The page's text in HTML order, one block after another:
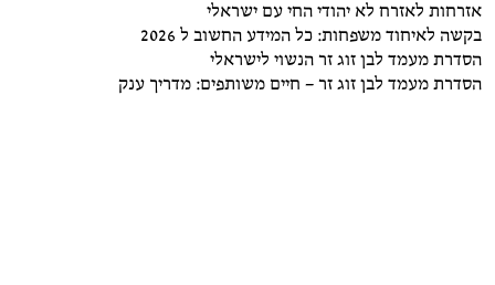
אזרחות לאזרח לא יהודי החי עם ישראלי
בקשה לאיחוד משפחות: כל המידע החשוב ל 2026
הסדרת מעמד לבן זוג זר הנשוי לישראלי
הסדרת מעמד לבן זוג זר – חיים משותפים: מדריך ענק